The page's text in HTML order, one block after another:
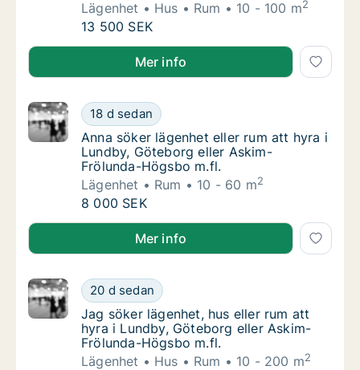
Lägenhet
Hus Rum 10 - 100 m2
Simon söker lägenhet, hus eller rum att
13 500 SEK
Simon söker lägenhet, hus eller rum att hyra i
Mer info
Anna söker lägenhet eller rum att hyra i
18 d sedan
Anna söker lägenhet eller rum att hyra i
Anna söker lägenhet eller rum att hyra i
Lundby, Göteborg eller Askim-
Frölunda-Högsbo m.fl.
Lägenhet
Rum 10 - 60 m2
Anna söker lägenhet eller rum att hyra i
8 000 SEK
Anna söker lägenhet eller rum att hyra i Lundby,
Mer info
Jag söker lägenhet, hus eller rum att hyra i
20 d sedan
Jag söker lägenhet, hus eller rum att hyra i
Jag söker lägenhet, hus eller rum att
hyra i Lundby, Göteborg eller Askim-
Frölunda-Högsbo m.fl.
Lägenhet
Hus Rum 10 - 200 m2